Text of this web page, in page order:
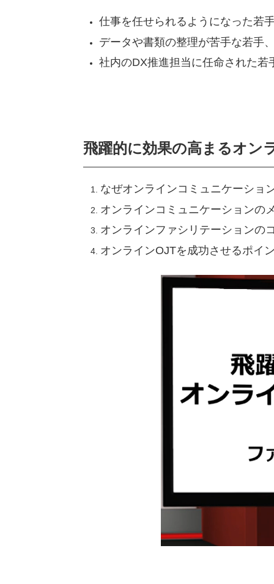
仕事を任せられるようになった若
データや書類の整理が苦手な若手
社内のDX推進担当に任命された若
飛躍的に効果の高まるオン
なぜオンラインコミュニケーショ
オンラインコミュニケーションの
オンラインファシリテーションの
オンラインOJTを成功させるポイ